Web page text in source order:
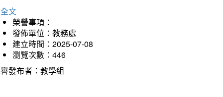
文
榮譽事項：
發佈單位：教務處
建立時間：2025-07-08
瀏覽次數：446
發布者：教學組